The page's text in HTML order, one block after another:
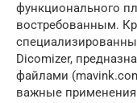
функционального
востребованным.
Dicomizer,
файлами
важные